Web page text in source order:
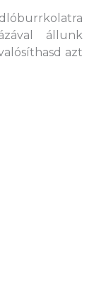
állunk
azt